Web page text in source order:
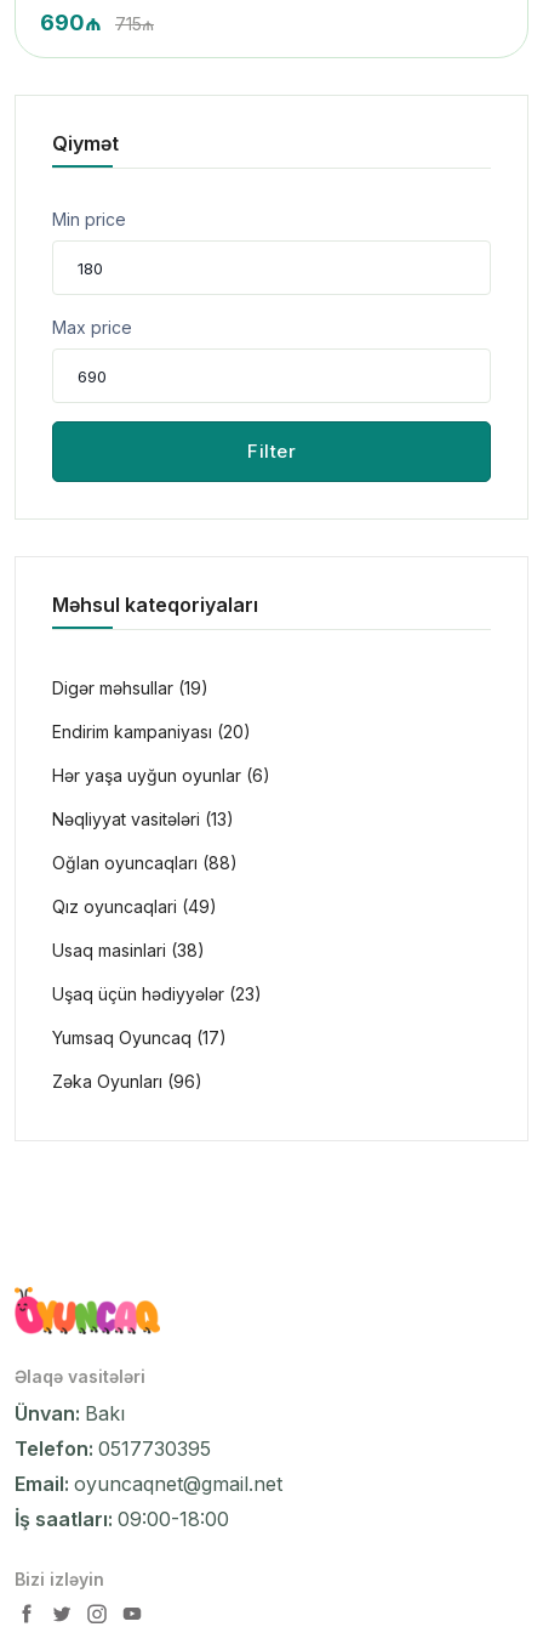
690₼ 715₼
Qiymət
Min price
Max price
Filter
Məhsul kateqoriyaları
Digər məhsullar (19)
Endirim kampaniyası (20)
Hər yaşa uyğun oyunlar (6)
Nəqliyyat vasitələri (13)
Oğlan oyuncaqları (88)
Qız oyuncaqlari (49)
Usaq masinlari (38)
Uşaq üçün hədiyyələr (23)
Yumsaq Oyuncaq (17)
Zəka Oyunları (96)
Əlaqə vasitələri
Ünvan: Bakı
Telefon: 0517730395
Email: oyuncaqnet@gmail.net
İş saatları: 09:00-18:00
Bizi izləyin